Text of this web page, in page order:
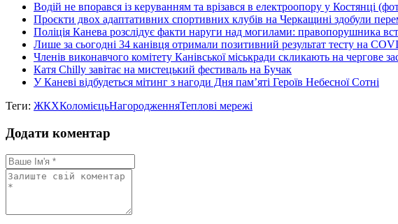
Водій не впорався із керуванням та врізався в електроопору у Костянці
Проєкти двох адаптативних спортивних клубів на Черкащині здобули
Поліція Канева розслідує факти наруги над могилами: правопорушника
Лише за сьогодні 34 канівця отримали позитивний результат тесту на
Членів виконавчого комітету Канівської міськради скликають на чергове
Катя Chilly завітає на мистецький фестиваль на Бучак
У Каневі відбудеться мітинг з нагоди Дня пам’яті Героїв Небесної Сотні
Теги: ЖКХКоломієцьНагородженняТеплові мережі
Додати коментар